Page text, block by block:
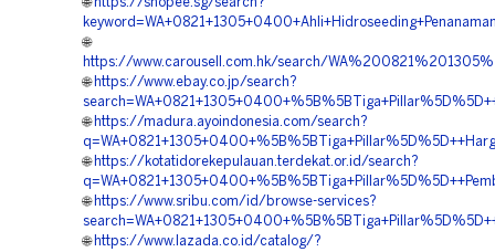
🌐 https://shopee.sg/search?
🌐
https://www.carousell.com.hk/search/
🌐 https://www.ebay.co.jp/search?
🌐 https://madura.ayoindonesia.com/search?
🌐 https://kotatidorekepulauan.terdekat.or.id/search?
🌐 https://www.sribu.com/id/browse-services?
🌐 https://www.lazada.co.id/catalog/?